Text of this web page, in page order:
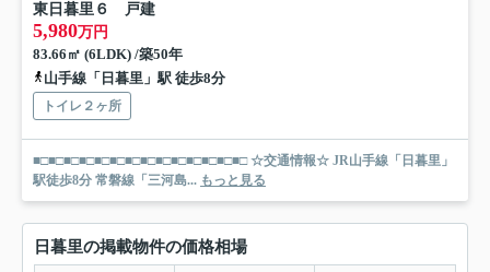
東日暮里６ 戸建
5,980万円
83.66㎡ (6LDK) /築50年
山手線「日暮里」駅 徒歩8分
トイレ２ヶ所
■□■□■□■□■□■□■□■□■□■□■□■□■□■□ ☆交通情報☆ JR山手線「日暮里」
駅徒歩8分 常磐線「三河島... もっと見る
日暮里の掲載物件の価格相場